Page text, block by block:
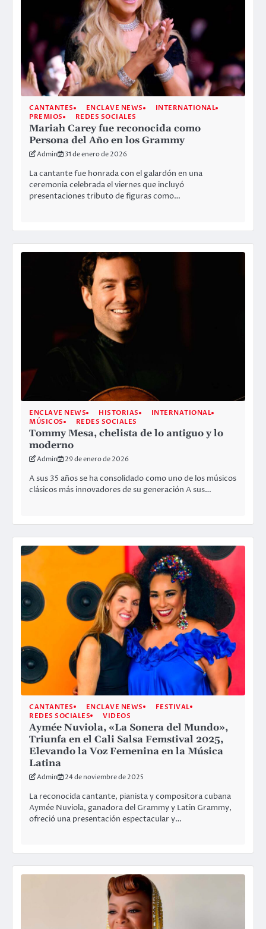
CANTANTES ENCLAVE NEWS
INTERNATIONAL
PREMIOS
REDES SOCIALES
Mariah Carey fue reconocida como
Persona del Año en los Grammy
Admin 31 de enero de 2026
La cantante fue honrada con el galardón en una
ceremonia celebrada el viernes que incluyó
presentaciones tributo de figuras como…
ENCLAVE NEWS HISTORIAS
INTERNATIONAL
MÚSICOS
REDES SOCIALES
Tommy Mesa, chelista de lo antiguo y lo
moderno
Admin 29 de enero de 2026
A sus 35 años se ha consolidado como uno de los músicos
clásicos más innovadores de su generación A sus…
CANTANTES ENCLAVE NEWS
FESTIVAL
REDES SOCIALES
VIDEOS
Aymée Nuviola, «La Sonera del Mundo»,
Triunfa en el Cali Salsa Femstival 2025,
Elevando la Voz Femenina en la Música
Latina
Admin 24 de noviembre de 2025
La reconocida cantante, pianista y compositora cubana
Aymée Nuviola, ganadora del Grammy y Latin Grammy,
ofreció una presentación espectacular y…